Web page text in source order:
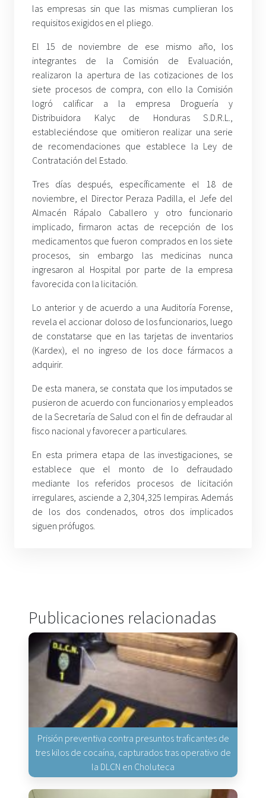
las empresas sin que las mismas cumplieran los
requisitos exigidos en el pliego.
El 15 de noviembre de ese mismo año, los
integrantes de la Comisión de Evaluación,
realizaron la apertura de las cotizaciones de los
siete procesos de compra, con ello la Comisión
logró calificar a la empresa Droguería y
Distribuidora Kalyc de Honduras S.D.R.L.,
estableciéndose que omitieron realizar una serie
de recomendaciones que establece la Ley de
Contratación del Estado.
Tres días después, específicamente el 18 de
noviembre, el Director Peraza Padilla, el Jefe del
Almacén Rápalo Caballero y otro funcionario
implicado, firmaron actas de recepción de los
medicamentos que fueron comprados en los siete
procesos, sin embargo las medicinas nunca
ingresaron al Hospital por parte de la empresa
favorecida con la licitación.
Lo anterior y de acuerdo a una Auditoría Forense,
revela el accionar doloso de los funcionarios, luego
de constatarse que en las tarjetas de inventarios
(Kardex), el no ingreso de los doce fármacos a
adquirir.
De esta manera, se constata que los imputados se
pusieron de acuerdo con funcionarios y empleados
de la Secretaría de Salud con el fin de defraudar al
fisco nacional y favorecer a particulares.
En esta primera etapa de las investigaciones, se
establece que el monto de lo defraudado
mediante los referidos procesos de licitación
irregulares, asciende a 2,304,325 lempiras. Además
de los dos condenados, otros dos implicados
siguen prófugos.
Publicaciones relacionadas
Prisión preventiva contra presuntos traficantes de
tres kilos de cocaína, capturados tras operativo de
la DLCN en Choluteca